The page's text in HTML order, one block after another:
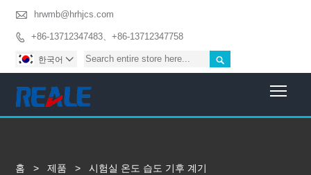
 hrwmb@hrhjcs.com
 +86-13712347483、+86-13712347758

한국어 
홈 > 제품 > 시험실 온도 습도 기후 계기